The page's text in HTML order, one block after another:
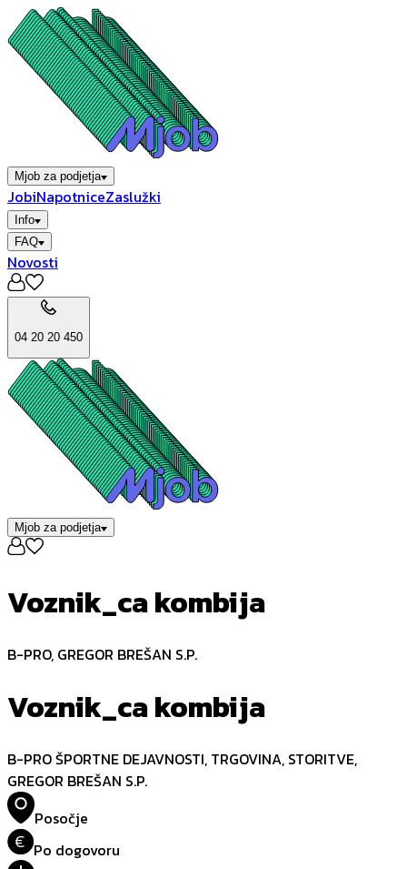
Mjob za podjetja
JobiNapotniceZaslužki
Info
FAQ
Novosti
04 20 20 450
Mjob za podjetja
Voznik_ca kombija
B-PRO, GREGOR BREŠAN S.P.
Voznik_ca kombija
B-PRO ŠPORTNE DEJAVNOSTI, TRGOVINA, STORITVE,
GREGOR BREŠAN S.P.
Posočje
€ Po dogovoru